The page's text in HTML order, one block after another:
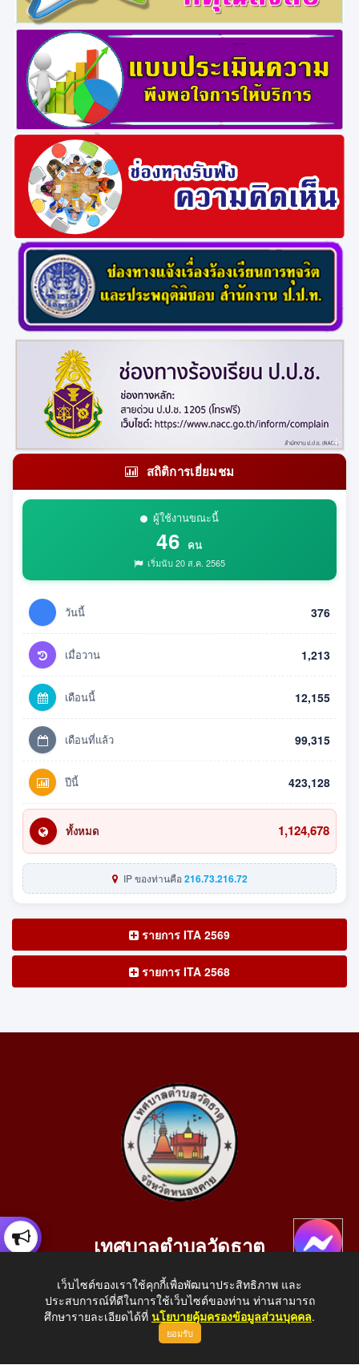
สถิติการเยี่ยมชม
ผู้ใช้งานขณะนี้
46 คน
เริ่มนับ 20 ส.ค. 2565
วันนี้ 376
เมื่อวาน 1,213
เดือนนี้ 12,155
เดือนที่แล้ว 99,315
ปีนี้ 423,128
ทั้งหมด 1,124,678
IP ของท่านคือ216.73.216.72
รายการ ITA 2569
รายการ ITA 2568
เทศบาลตำบลวัดธาตุ
อ.เมือง จ.หนองคาย 43000
โทรศัพท์: 042-414758 โทรสาร: 042-414759
E-Mail: saraban_05430110@dla.go.th
เว็บไซต์ของเราใช้คุกกี้เพื่อพัฒนาประสิทธิภาพ และ
ประสบการณ์ที่ดีในการใช้เว็บไซต์ของท่าน ท่านสามารถ
ศึกษารายละเอียดได้ที่ นโยบายคุ้มครองข้อมูลส่วนบุคคล.
ยอมรับ